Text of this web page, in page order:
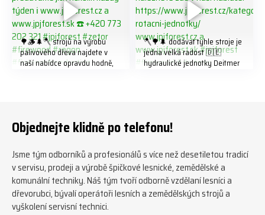
🌳🪵🌲🪓 strojů na výrobu
palivového dřeva najdete v
naší nabídce opravdu hodně,
#firewoodproduction
🪓🌳🌲 dodávat tyhle stroje je
jedna velká radost 🇩🇪
hydraulické jednotky Deitmer
#firewood #deitmer
Objednejte klidně po telefonu!
Jsme tým odborníků a profesionálů s více než desetiletou tradicí
v servisu, prodeji a výrobě špičkové lesnické, zemědělské a
komunální techniky. Náš tým tvoří odborně vzdělaní lesníci a
dřevorubci, bývalí operátoři lesních a zemědělských strojů a
vyškolení servisní technici.